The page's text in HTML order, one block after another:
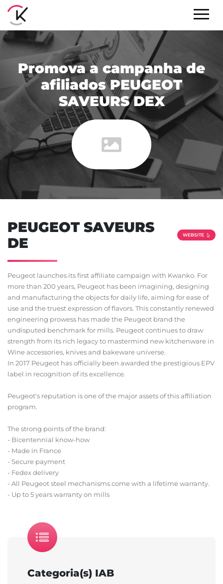
Promova a campanha de
afiliados PEUGEOT
SAVEURS DEX
PEUGEOT SAVEURS
DE
WEBSITE
Peugeot launches its first affiliate campaign with Kwanko. For
more than 200 years, Peugeot has been imagining, designing
and manufacturing the objects for daily life, aiming for ease of
use and the truest expression of flavors. This constantly renewed
engineering prowess has made the Peugeot brand the
undisputed benchmark for mills. Peugeot continues to draw
strength from its rich legacy to mastermind new kitchenware in
Wine accessories, knives and bakeware universe.
In 2017 Peugeot has officially been awarded the prestigious EPV
label in recognition of its excellence.
Peugeot's reputation is one of the major assets of this affiliation
program.
The strong points of the brand:
- Bicentennial know-how
- Made in France
- Secure payment
- Fedex delivery
- All Peugeot steel mechanisms come with a lifetime warranty.
- Up to 5 years warranty on mills
Categoria(s) IAB